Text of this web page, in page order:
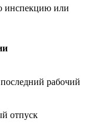
инспекцию или
последний рабочий
отпуск